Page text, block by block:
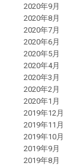
2020年9月
2020年8月
2020年7月
2020年6月
2020年5月
2020年4月
2020年3月
2020年2月
2020年1月
2019年12月
2019年11月
2019年10月
2019年9月
2019年8月